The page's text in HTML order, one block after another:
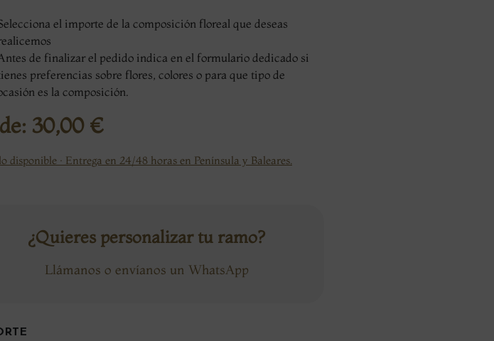
el importe de la composición floreal que deseas
de finalizar el pedido indica en el formulario dedicado si
preferencias sobre flores, colores o para que tipo de
es la composición.
30,00 €
disponible · Entrega en 24/48 horas en Península y Baleares.
¿Quieres personalizar tu ramo?
Llámanos o envíanos un WhatsApp